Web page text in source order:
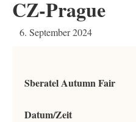
CZ-Prague
6. September 2024
Sberatel Autumn Fair
Datum/Zeit